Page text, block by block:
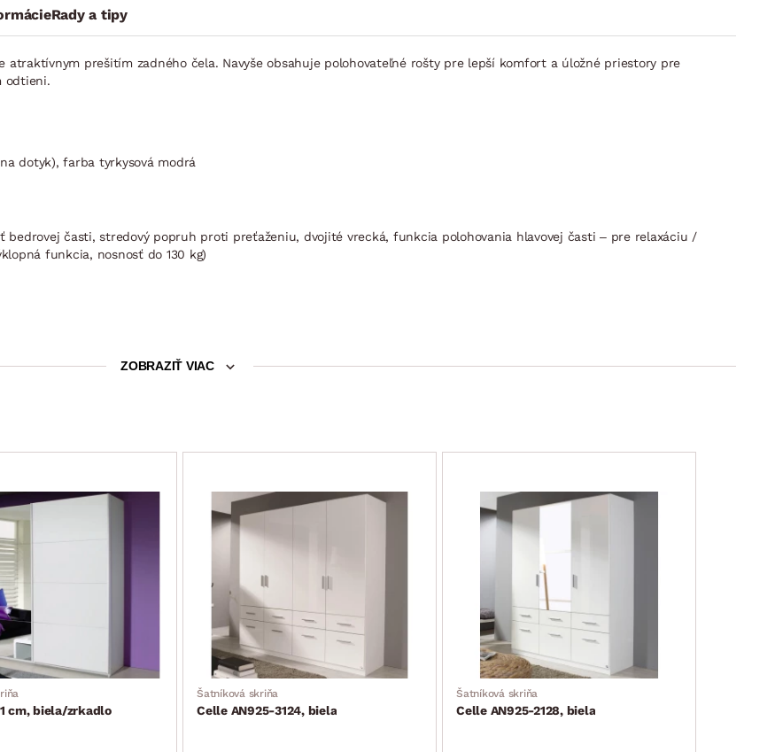
Rady a tipy
atraktívnym prešitím zadného čela. Navyše obsahuje polohovateľné rošty pre lepší komfort a úložné priestory pre
odtieni.
dotyk), farba tyrkysová modrá
bedrovej časti, stredový popruh proti preťaženiu, dvojité vrecká, funkcia polohovania hlavovej časti – pre relaxáciu /
funkcia, nosnosť do 130 kg)
ZOBRAZIŤ VIAC
cm, biela/zrkadlo
Šatníková skriňa
Celle AN925-3124, biela
Šatníková skriňa
Celle AN925-2128, biela